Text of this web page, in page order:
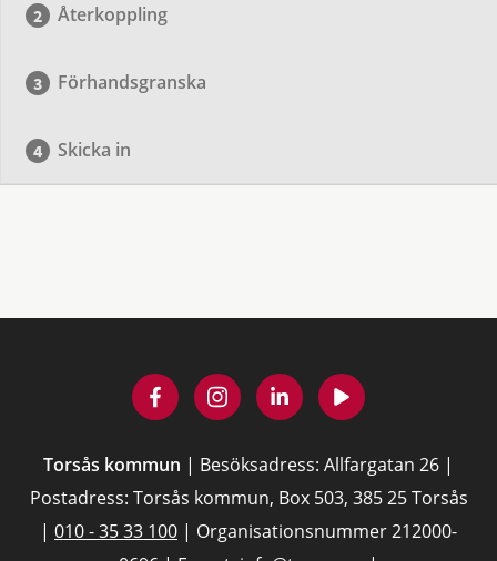
Återkoppling
Förhandsgranska
Skicka in
Torsås kommun | Besöksadress: Allfargatan 26 |
Postadress: Torsås kommun, Box 503, 385 25 Torsås
| 010 - 35 33 100 | Organisationsnummer 212000-